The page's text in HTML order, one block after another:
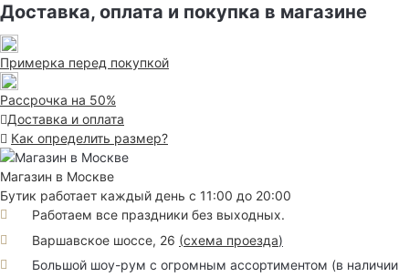
Доставка, оплата и покупка в магазине
Примерка перед покупкой
Рассрочка на 50%
Доставка и оплата
Как определить размер?
Магазин в Москве
Бутик работает каждый день с 11:00 до 20:00
Работаем все праздники без выходных.
Варшавское шоссе, 26 (схема проезда)
Большой шоу-рум с огромным ассортиментом (в наличии